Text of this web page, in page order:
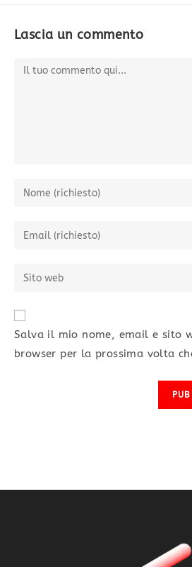
Lascia un commento
Salva il mio nome, email e sito
browser per la prossima volta